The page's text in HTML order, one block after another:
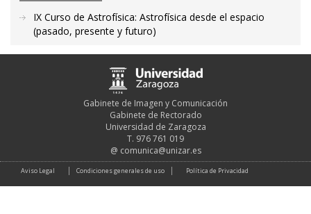
IX Curso de Astrofísica: Astrofísica desde el espacio
(pasado, presente y futuro)
Gabinete de Imagen y Comunicación
Gabinete de Rectorado
Universidad de Zaragoza
T. 976 761 019
@ comunica@unizar.es
Aviso Legal Condiciones generales de uso Política de Privacidad